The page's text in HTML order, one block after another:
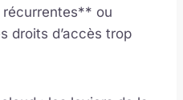
ou
droits d’accès trop